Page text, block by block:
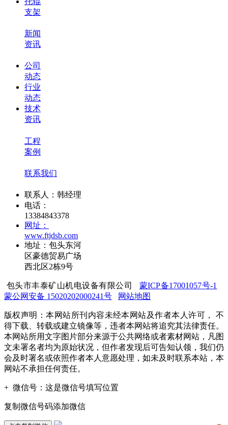
支架
新闻
资讯
公司
动态
行业
动态
技术
资讯
工程
案例
联系我们
联系人：韩经理
电话：
13384843378
网址：
www.ftjdsb.com
地址：包头东河
区豪德贸易广场
西北区2栋9号
包头市丰泰矿山机电设备有限公司 蒙ICP备17001057号-1
蒙公网安备 15020202000241号
网站地图
版权声明：本网站所刊内容未经本网站及作者本人许可， 不
得下载、转载或建立镜像等，违者本网站将追究其法律责任。
本网站所用文字图片部分来源于公共网络或者素材网站，凡图
文未署名者均为原始状况，但作者发现后可告知认领，我们仍
会及时署名或依照作者本人意愿处理，如未及时联系本站，本
网站不承担任何责任。
+ 微信号： 这是微信号填写位置
复制微信号码添加微信